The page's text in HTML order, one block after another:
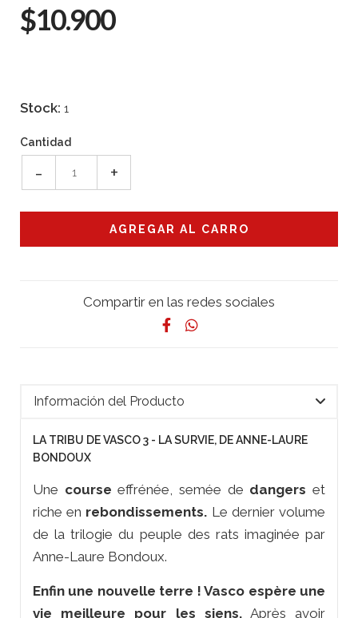
$10.900
Stock: 1
Cantidad
- +
Compartir en las redes sociales
Información del Producto
LA TRIBU DE VASCO 3 - LA SURVIE, DE ANNE-LAURE
BONDOUX
Une course effrénée, semée de dangers et
riche en rebondissements. Le dernier volume
de la trilogie du peuple des rats imaginée par
Anne-Laure Bondoux.
Enfin une nouvelle terre ! Vasco espère une
vie meilleure pour les siens.Après avoir